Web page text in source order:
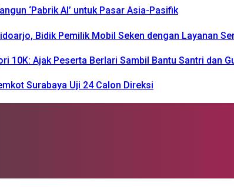
‘Pabrik AI’ untuk Pasar Asia-Pasifik
Bidik Pemilik Mobil Seken dengan Layanan
10K: Ajak Peserta Berlari Sambil Bantu Santri dan
Surabaya Uji 24 Calon Direksi